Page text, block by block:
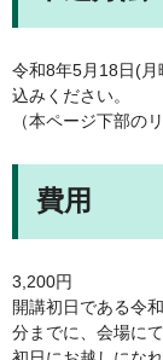
令和8年5月18日(月
込みください。
（本ページ下部の
費用
3,200円
開講初日である令
分までに、会場に